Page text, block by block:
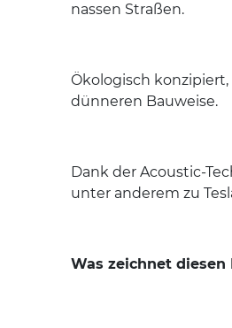
nassen Straßen.
Ökologisch
dünneren Bauweise.
Dank der Acoustic-
unter anderem zu
Was zeichnet diesen